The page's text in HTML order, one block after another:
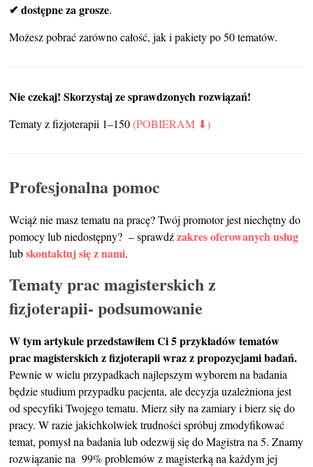
✔ dostępne za grosze.
Możesz pobrać zarówno całość, jak i pakiety po 50 tematów.
Nie czekaj! Skorzystaj ze sprawdzonych rozwiązań!
Tematy z fizjoterapii 1–150(POBIERAM ⬇)
Profesjonalna pomoc
Wciąż nie masz tematu na pracę? Twój promotor jest niechętny do
pomocy lub niedostępny? – sprawdźzakres oferowanych usług
lubskontaktuj się z nami.
Tematy prac magisterskich z
fizjoterapii- podsumowanie
W tym artykule przedstawiłem Ci 5 przykładów tematów
prac magisterskich z fizjoterapii wraz z propozycjami badań.
Pewnie w wielu przypadkach najlepszym wyborem na badania
będzie studium przypadku pacjenta, ale decyzja uzależniona jest
od specyfiki Twojego tematu. Mierz siły na zamiary i bierz się do
pracy. W razie jakichkolwiek trudności spróbuj zmodyfikować
temat, pomysł na badania lub odezwij się do Magistra na 5. Znamy
rozwiązanie na 99% problemów z magisterką na każdym jej